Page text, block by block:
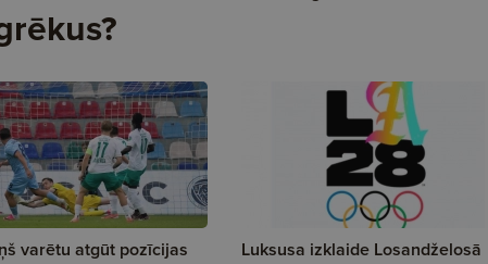
varētu atgūt pozīcijas
Luksusa izklaide Losandželosā